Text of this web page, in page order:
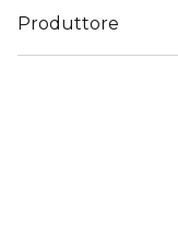
Produttore